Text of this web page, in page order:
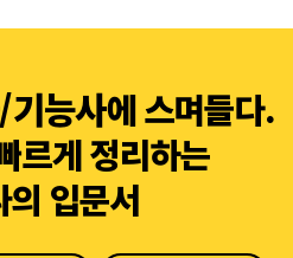
능사에 스며들다.
르게 정리하는
의 입문서